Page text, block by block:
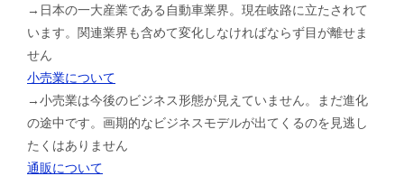
→日本の一大産業である自動車業界。現在岐路に立たされて
います。関連業界も含めて変化しなければならず目が離せま
せん
小売業について
→小売業は今後のビジネス形態が見えていません。まだ進化
の途中です。画期的なビジネスモデルが出てくるのを見逃し
たくはありません
通販について